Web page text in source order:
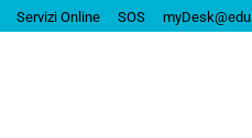
Servizi Online SOS myDesk@edu